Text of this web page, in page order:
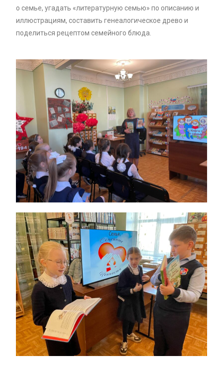
о семье, угадать «литературную семью» по описанию и
иллюстрациям, составить генеалогическое древо и
поделиться рецептом семейного блюда.